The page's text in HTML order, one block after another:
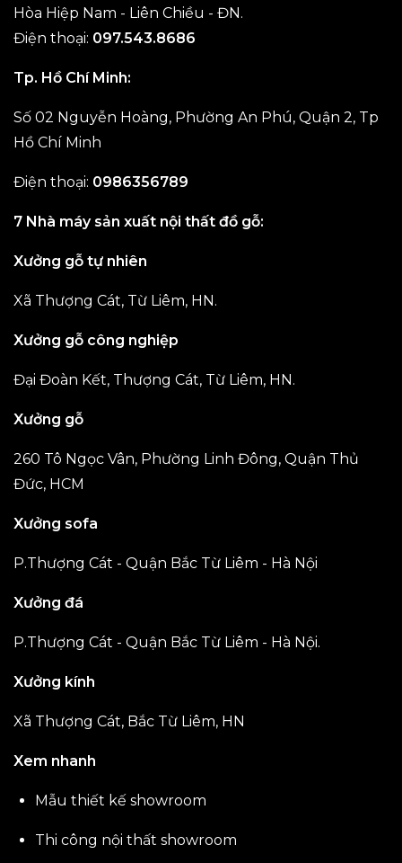
Hòa Hiệp Nam - Liên Chiều - ĐN.
Điện thoại: 097.543.8686
Tp. Hồ Chí Minh:
Số 02 Nguyễn Hoàng, Phường An Phú, Quận 2, Tp
Hồ Chí Minh
Điện thoại: 0986356789
7 Nhà máy sản xuất nội thất đồ gỗ:
Xưởng gỗ tự nhiên
Xã Thượng Cát, Từ Liêm, HN.
Xưởng gỗ công nghiệp
Đại Đoàn Kết, Thượng Cát, Từ Liêm, HN.
Xưởng gỗ
260 Tô Ngọc Vân, Phường Linh Đông, Quận Thủ
Đức, HCM
Xưởng sofa
P.Thượng Cát - Quận Bắc Từ Liêm - Hà Nội
Xưởng đá
P.Thượng Cát - Quận Bắc Từ Liêm - Hà Nội.
Xưởng kính
Xã Thượng Cát, Bắc Từ Liêm, HN
Xem nhanh
Mẫu thiết kế showroom
Thi công nội thất showroom